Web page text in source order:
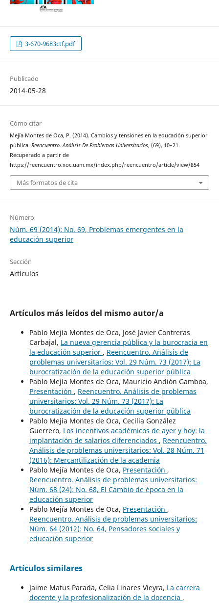
3-670-9683ctf.pdf
Publicado
2014-05-28
Cómo citar
Mejía Montes de Oca, P. (2014). Cambios y tensiones en la educación superior
pública. Reencuentro. Análisis De Problemas Universitarios, (69), 10–21.
Recuperado a partir de
https://reencuentro.xoc.uam.mx/index.php/reencuentro/article/view/854
Más formatos de cita
Número
Núm. 69 (2014): No. 69, Problemas emergentes en la
educación superior
Sección
Artículos
Artículos más leídos del mismo autor/a
Pablo Mejía Montes de Oca, José Javier Contreras
Carbajal, La nueva gerencia pública y la burocracia en
la educación superior , Reencuentro. Análisis de
problemas universitarios: Vol. 29 Núm. 73 (2017): La
burocratización de la educación superior pública
Pablo Mejía Montes de Oca, Mauricio Andión Gamboa,
Presentación , Reencuentro. Análisis de problemas
universitarios: Vol. 29 Núm. 73 (2017): La
burocratización de la educación superior pública
Pablo Mejia Montes de Oca, Cecilia González
Guerrero, Los incentivos académicos de ayer y hoy: la
implantación de salarios diferenciados , Reencuentro.
Análisis de problemas universitarios: Vol. 28 Núm. 71
(2016): Mercantilización de la academia
Pablo Mejía Montes de Oca, Presentación ,
Reencuentro. Análisis de problemas universitarios:
Núm. 68 (24): No. 68, El Cambio de época en la
educación superior
Pablo Mejía Montes de Oca, Presentación ,
Reencuentro. Análisis de problemas universitarios:
Núm. 64 (2012): No. 64, Pensadores sociales y
educación superior
Artículos similares
Jaime Matus Parada, Celia Linares Vieyra, La carrera
docente y la profesionalización de la docencia ,